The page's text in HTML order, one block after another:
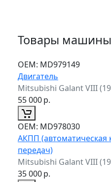
Товары машины
ОЕМ: MD979149
Двигатель
Mitsubishi Galant VIII
55 000р.
ОЕМ: MD978030
АКПП (автоматическая
передач)
Mitsubishi Galant VIII
35 000р.